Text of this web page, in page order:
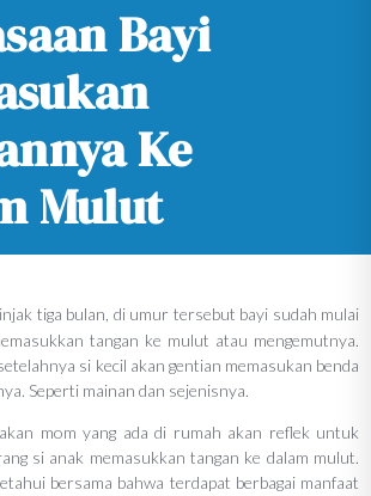
Bayi
Ke
Mulut
tiga bulan, di umur tersebut bayi sudah mulai
tangan ke mulut atau mengemutnya.
si kecil akan gentian memasukan benda
Seperti mainan dan sejenisnya.
mom yang ada di rumah akan reflek untuk
si anak memasukkan tangan ke dalam mulut.
bersama bahwa terdapat berbagai manfaat